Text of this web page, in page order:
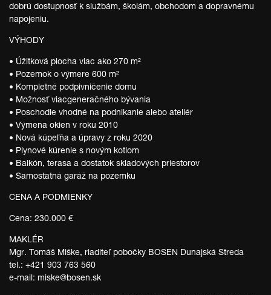
dobrú dostupnosť k službám, školám, obchodom a dopravnému
napojeniu.
VÝHODY
• Úžitková plocha viac ako 270 m²
• Pozemok o výmere 600 m²
• Kompletné podpivničenie domu
• Možnosť viacgeneračného bývania
• Poschodie vhodné na podnikanie alebo ateliér
• Výmena okien v roku 2010
• Nová kúpeľňa a úpravy z roku 2020
• Plynové kúrenie s novým kotlom
• Balkón, terasa a dostatok skladových priestorov
• Samostatná garáž na pozemku
CENA A PODMIENKY
Cena: 230.000 €
MAKLÉR
Mgr. Tomáš Miške, riaditeľ pobočky BOSEN Dunajská Streda
tel.: +421 903 763 560
e-mail: miske@bosen.sk